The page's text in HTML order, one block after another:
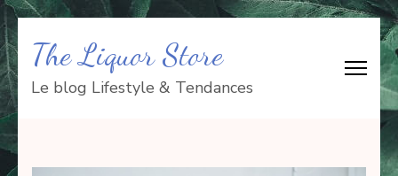
Aller
au
contenu
(Pressez
Entrée)
The Liquor Store
Le blog Lifestyle & Tendances